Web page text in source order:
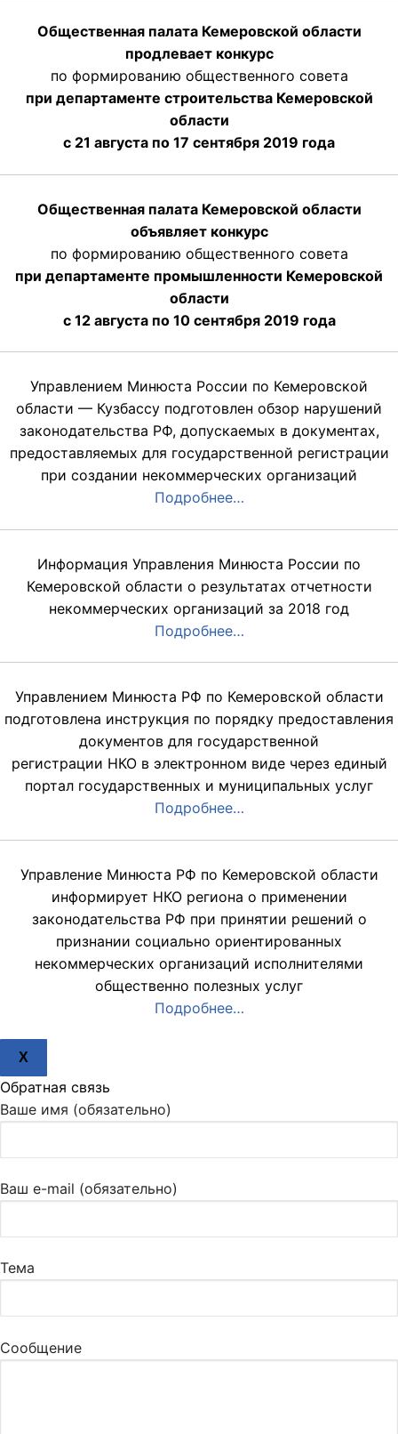
Общественная палата Кемеровской области
продлевает конкурс
по формированию общественного совета
при департаменте строительства Кемеровской
области
с 21 августа по 17 сентября 2019 года
Общественная палата Кемеровской области
объявляет конкурс
по формированию общественного совета
при департаменте промышленности Кемеровской
области
с 12 августа по 10 сентября 2019 года
Управлением Минюста России по Кемеровской
области — Кузбассу подготовлен обзор нарушений
законодательства РФ, допускаемых в документах,
предоставляемых для государственной регистрации
при создании некоммерческих организаций
Подробнее…
Информация Управления Минюста России по
Кемеровской области о результатах отчетности
некоммерческих организаций за 2018 год
Подробнее…
Управлением Минюста РФ по Кемеровской области
подготовлена инструкция по порядку предоставления
документов для государственной
регистрации НКО в электронном виде через единый
портал государственных и муниципальных услуг
Подробнее…
Управление Минюста РФ по Кемеровской области
информирует НКО региона о применении
законодательства РФ при принятии решений о
признании социально ориентированных
некоммерческих организаций исполнителями
общественно полезных услуг
Подробнее…
X
Обратная связь
Ваше имя (обязательно)
Ваш e-mail (обязательно)
Тема
Сообщение